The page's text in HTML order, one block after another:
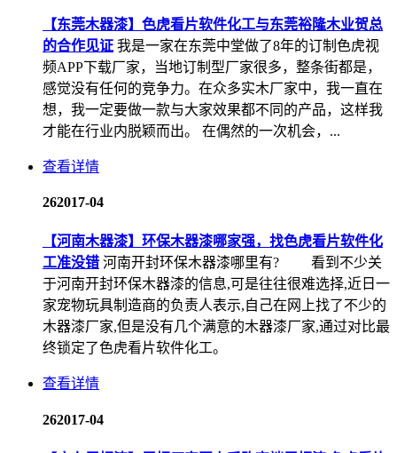
【东莞木器漆】色虎看片软件化工与东莞裕隆木业贺总
的合作见证 我是一家在东莞中堂做了8年的订制色虎视
频APP下载厂家，当地订制型厂家很多，整条街都是，
感觉没有任何的竞争力。在众多实木厂家中，我一直在
想，我一定要做一款与大家效果都不同的产品，这样我
才能在行业内脱颖而出。 在偶然的一次机会，...
查看详情
262017-04
【河南木器漆】环保木器漆哪家强，找色虎看片软件化
工准没错 河南开封环保木器漆哪里有? 看到不少关
于河南开封环保木器漆的信息,可是往往很难选择,近日一
家宠物玩具制造商的负责人表示,自己在网上找了不少的
木器漆厂家,但是没有几个满意的木器漆厂家,通过对比最
终锁定了色虎看片软件化工。
查看详情
262017-04